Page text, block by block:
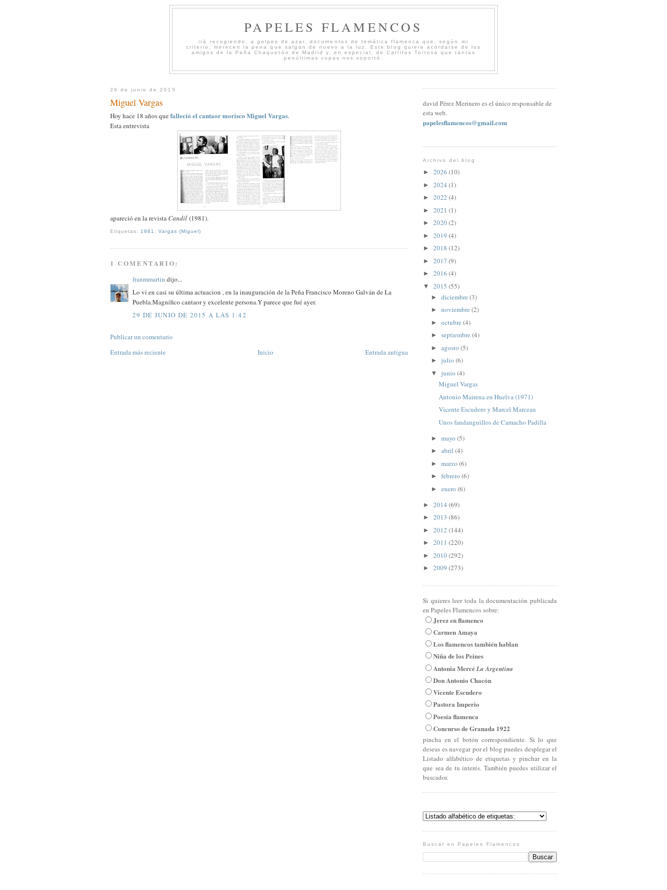
PAPELES FLAMENCOS
irá recogiendo, a golpes de azar, documentos de temática flamenca que, según mi
criterio, merecen la pena que salgan de nuevo a la luz. Este blog quiere acordarse de los
amigos de la Peña Chaquetón de Madrid y, en especial, de Carlitos Tortosa que tantas
penúltimas copas nos soportó.
26 de junio de 2015
Miguel Vargas
Hoy hace 18 años quefalleció el cantaor morisco Miguel Vargas.
Esta entrevista
apareció en la revista Candil (1981).
Etiquetas: 1981 ,Vargas (Miguel)
1 COMENTARIO:
franmmartin dijo...
Lo ví en casi su última actuacion , en la inauguración de la Peña Francisco Moreno Galván de La
Puebla.Magnífico cantaor y excelente persona.Y parece que fué ayer.
29 DE JUNIO DE 2015 A LAS 1:42
Publicar un comentario
Entrada más reciente
Entrada antigua
Inicio
david Pérez Merinero es el único responsable de
esta web.
papelesflamencos@gmail.com
Archivo del blog
► 2026 (10)
► 2024 (1)
► 2022 (4)
► 2021 (1)
► 2020(2)
► 2019 (4)
► 2018 (12)
► 2017 (9)
► 2016 (4)
▼ 2015 (55)
► diciembre (3)
► noviembre (2)
► octubre (4)
► septiembre (4)
► agosto (5)
► julio (6)
▼ junio (4)
Miguel Vargas
Antonio Mairena en Huelva (1971)
Vicente Escudero y Marcel Marceau
Unos fandanguillos de Camacho Padilla
► mayo (5)
► abril (4)
► marzo (6)
► febrero (6)
► enero (6)
► 2014 (69)
► 2013 (86)
► 2012 (144)
► 2011 (220)
► 2010(292)
► 2009 (273)
Si quieres leer toda la documentación publicada
en Papeles Flamencos sobre:
Jerez en flamenco
Carmen Amaya
Los flamencos también hablan
Niña de los Peines
Antonia MercéLa Argentina
Don Antonio Chacón
Vicente Escudero
Pastora Imperio
Poesía flamenca
Concurso de Granada 1922
pincha en el botón correspondiente. Si lo que
deseas es navegar por el blog puedes desplegar el
Listado alfabético de etiquetas y pinchar en la
que sea de tu interés. También puedes utilizar el
buscador.
Buscar en Papeles Flamencos